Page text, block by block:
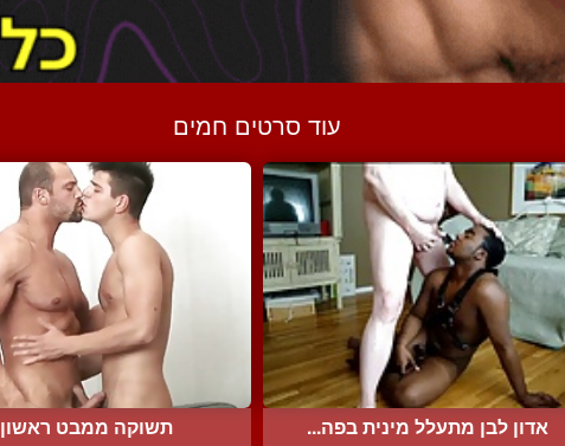
עוד סרטים חמים
אדון לבן מתעלל מינית בפה... תשוקה ממבט ראשון